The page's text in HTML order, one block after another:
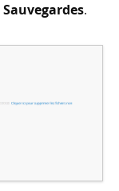
Sauvegardes.